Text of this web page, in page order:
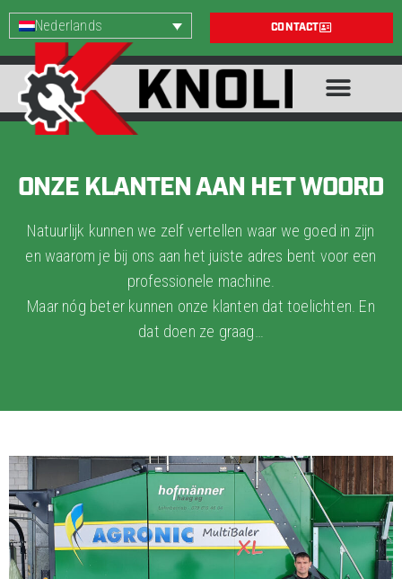
Nederlands CONTACT
ONZE KLANTEN AAN HET WOORD
Natuurlijk kunnen we zelf vertellen waar we goed in zijn
en waarom je bij ons aan het juiste adres bent voor een
professionele machine.
Maar nóg beter kunnen onze klanten dat toelichten. En
dat doen ze graag…